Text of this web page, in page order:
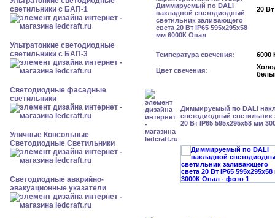
светильники с БАП-1
Ультратонкие светодиодные
светильники с БАП-3
Светодиодные фасадные
светильники
Уличные Консольные
Светодиодные Светильники
Светодиодные аварийно-
эвакуационные указатели
20 Вт
Температура свечения: 6000
Цвет свечения:
Диммируемый по DALI
светодиодный светильник
20 Вт IP65 595x295x58 мм